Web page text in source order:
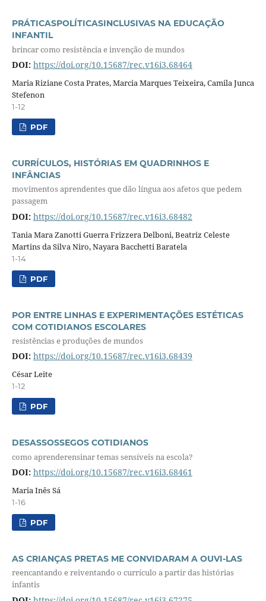
PRÁTICASPOLÍTICASINCLUSIVAS NA EDUCAÇÃO
INFANTIL
brincar como resistência e invenção de mundos
DOI: https://doi.org/10.15687/rec.v16i3.68464
Maria Riziane Costa Prates, Marcia Marques Teixeira, Camila Junca
Stefenon
1-12
PDF
CURRÍCULOS, HISTÓRIAS EM QUADRINHOS E
INFÂNCIAS
movimentos aprendentes que dão língua aos afetos que pedem
passagem
DOI: https://doi.org/10.15687/rec.v16i3.68482
Tania Mara Zanotti Guerra Frizzera Delboni, Beatriz Celeste
Martins da Silva Niro, Nayara Bacchetti Baratela
1-14
PDF
POR ENTRE LINHAS E EXPERIMENTAÇÕES ESTÉTICAS
COM COTIDIANOS ESCOLARES
resistências e produções de mundos
DOI: https://doi.org/10.15687/rec.v16i3.68439
César Leite
1-12
PDF
DESASSOSSEGOS COTIDIANOS
como aprenderensinar temas sensíveis na escola?
DOI: https://doi.org/10.15687/rec.v16i3.68461
Maria Inês Sá
1-16
PDF
AS CRIANÇAS PRETAS ME CONVIDARAM A OUVI-LAS
reencantando e reiventando o currículo a partir das histórias
infantis